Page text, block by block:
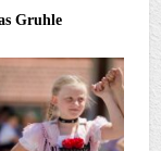
Gruhle